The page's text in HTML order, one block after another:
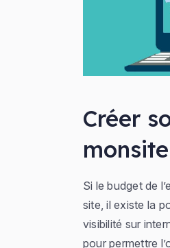
Créer
monsite
Si le budget de
site, il existe la
visibilité sur
pour permettre